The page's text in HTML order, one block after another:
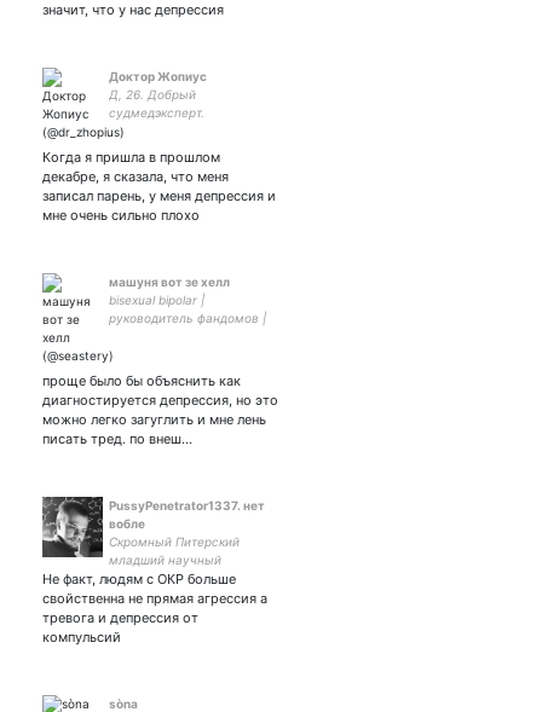
значит, что у нас депрессия
Доктор Жопиус
Д, 26. Добрый
судмедэксперт.
Когда я пришла в прошлом
декабре, я сказала, что меня
записал парень, у меня депрессия и
мне очень сильно плохо
машуня вот зе хелл
bisexual bipolar |
руководитель фандомов |
всякое | кпоп, онеме,
проще было бы объяснить как
диагностируется депрессия, но это
можно легко загуглить и мне лень
писать тред. по внеш…
PussyPenetrator1337. нет
вобле
Скромный Питерский
младший научный
сотрудник, которому
интересно многое. К
сожалению для вас и
плохой юмор
Не факт, людям с ОКР больше
свойственна не прямая агрессия а
тревога и депрессия от
компульсий
sòna